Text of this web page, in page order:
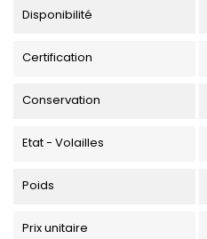
Disponibilité
Certification
Conservation
Etat - Volailles
Poids
Prix unitaire